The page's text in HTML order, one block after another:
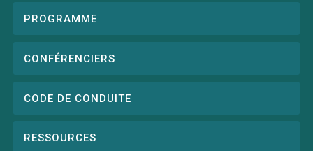
PROGRAMME
CONFÉRENCIERS
CODE DE CONDUITE
RESSOURCES